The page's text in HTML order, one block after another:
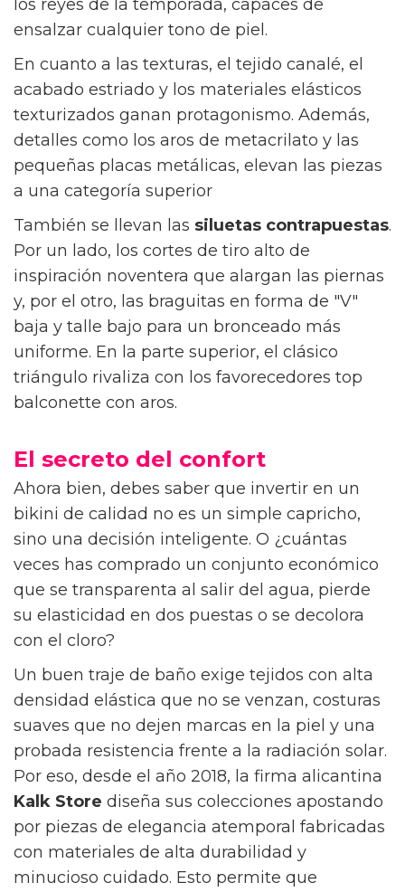
los reyes de la temporada, capaces de
ensalzar cualquier tono de piel.
En cuanto a las texturas, el tejido canalé, el
acabado estriado y los materiales elásticos
texturizados ganan protagonismo. Además,
detalles como los aros de metacrilato y las
pequeñas placas metálicas, elevan las piezas
a una categoría superior
También se llevan las siluetas contrapuestas.
Por un lado, los cortes de tiro alto de
inspiración noventera que alargan las piernas
y, por el otro, las braguitas en forma de "V"
baja y talle bajo para un bronceado más
uniforme. En la parte superior, el clásico
triángulo rivaliza con los favorecedores top
balconette con aros.
El secreto del confort
Ahora bien, debes saber que invertir en un
bikini de calidad no es un simple capricho,
sino una decisión inteligente. O ¿cuántas
veces has comprado un conjunto económico
que se transparenta al salir del agua, pierde
su elasticidad en dos puestas o se decolora
con el cloro?
Un buen traje de baño exige tejidos con alta
densidad elástica que no se venzan, costuras
suaves que no dejen marcas en la piel y una
probada resistencia frente a la radiación solar.
Por eso, desde el año 2018, la firma alicantina
Kalk Store diseña sus colecciones apostando
por piezas de elegancia atemporal fabricadas
con materiales de alta durabilidad y
minucioso cuidado. Esto permite que